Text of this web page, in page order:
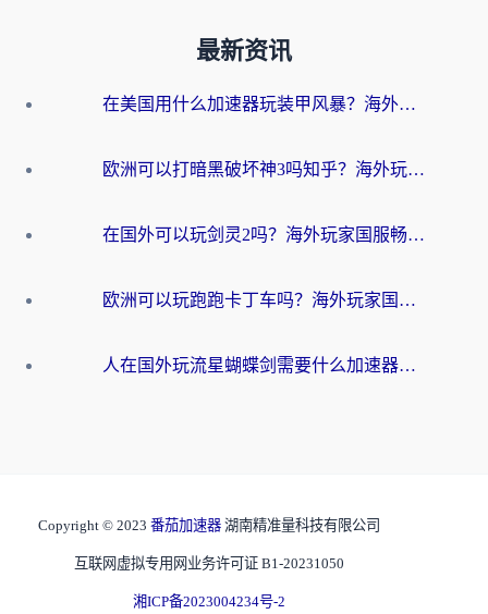
最新资讯
在美国用什么加速器玩装甲风暴？海外玩家亲测有效的国服游戏加速指南
欧洲可以打暗黑破坏神3吗知乎？海外玩家国服游戏加速终极指南
在国外可以玩剑灵2吗？海外玩家国服畅玩终极指南（附永恒之塔明日方舟加速方案）
欧洲可以玩跑跑卡丁车吗？海外玩家国服游戏畅玩终极指南（附QQ炫舞剑网3解决方案）
人在国外玩流星蝴蝶剑需要什么加速器？老玩家亲测的终极解决方案
Copyright © 2023 番茄加速器 湖南精准量科技有限公司
互联网虚拟专用网业务许可证 B1-20231050
湘ICP备2023004234号-2